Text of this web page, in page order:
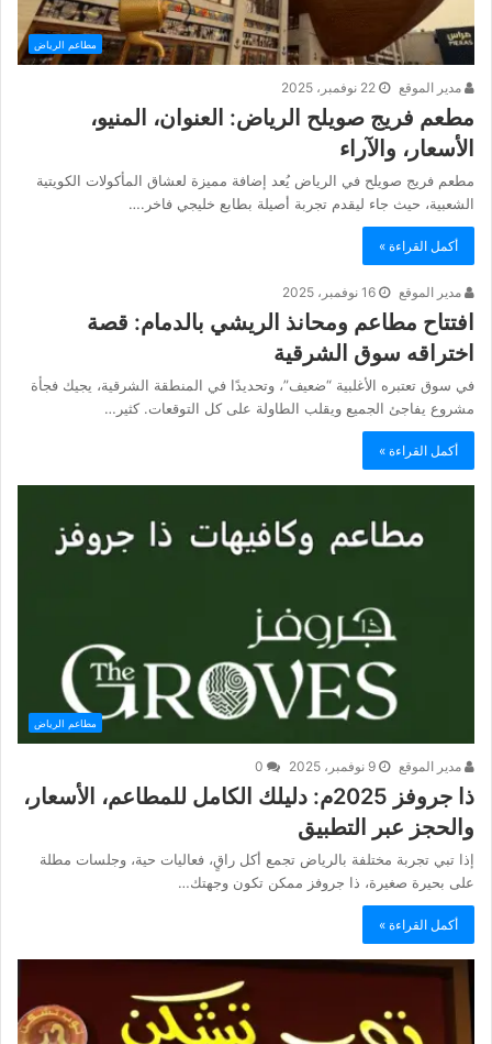
مطاعم الرياض
مدير الموقع 22 نوفمبر، 2025
مطعم فريج صويلح الرياض: العنوان، المنيو،
الأسعار، والآراء
مطعم فريج صويلح في الرياض يُعد إضافة مميزة لعشاق المأكولات الكويتية
الشعبية، حيث جاء ليقدم تجربة أصيلة بطابع خليجي فاخر.…
أكمل القراءة »
مدير الموقع 16 نوفمبر، 2025
افتتاح مطاعم ومحانذ الريشي بالدمام: قصة
اختراقه سوق الشرقية
في سوق تعتبره الأغلبية “ضعيف”، وتحديدًا في المنطقة الشرقية، يجيك فجأة
مشروع يفاجئ الجميع ويقلب الطاولة على كل التوقعات. كثير…
أكمل القراءة »
مطاعم الرياض
مدير الموقع 9 نوفمبر، 2025
ذا جروفز 2025م: دليلك الكامل للمطاعم، الأسعار،
والحجز عبر التطبيق
إذا تبي تجربة مختلفة بالرياض تجمع أكل راقٍ، فعاليات حية، وجلسات مطلة
على بحيرة صغيرة، ذا جروفز ممكن تكون وجهتك…
أكمل القراءة »